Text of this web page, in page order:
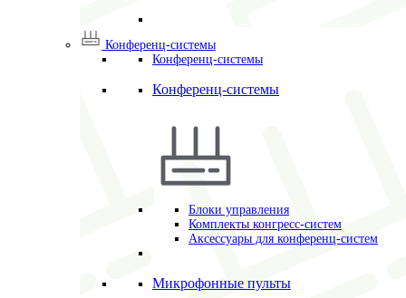
Конференц-системы
Конференц-системы
Конференц-системы
Блоки управления
Комплекты конгресс-систем
Аксессуары для конференц-систем
Микрофонные пульты